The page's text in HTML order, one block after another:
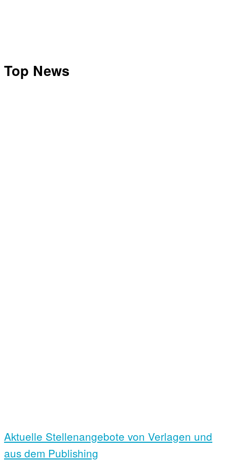
Top News
Aktuelle Stellen­angebote von Verlagen und
aus dem Publishing